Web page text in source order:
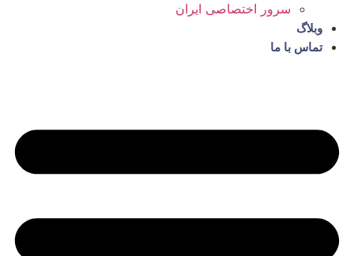
سرور اختصاصی ایران
وبلاگ
تماس با ما